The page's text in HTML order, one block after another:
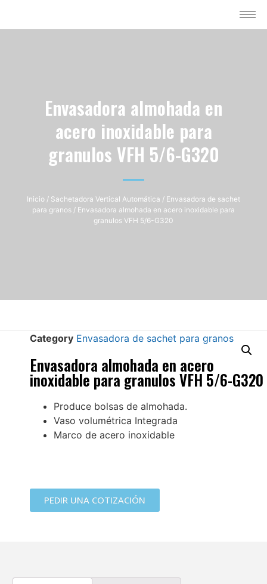
Envasadora almohada en
acero inoxidable para
granulos VFH 5/6-G320
Inicio / Sachetadora Vertical Automática / Envasadora de sachet
para granos / Envasadora almohada en acero inoxidable para
granulos VFH 5/6-G320
Category Envasadora de sachet para granos
Envasadora almohada en acero
inoxidable para granulos VFH 5/6-G320
Produce bolsas de almohada.
Vaso volumétrica Integrada
Marco de acero inoxidable
PEDIR UNA COTIZACIÓN